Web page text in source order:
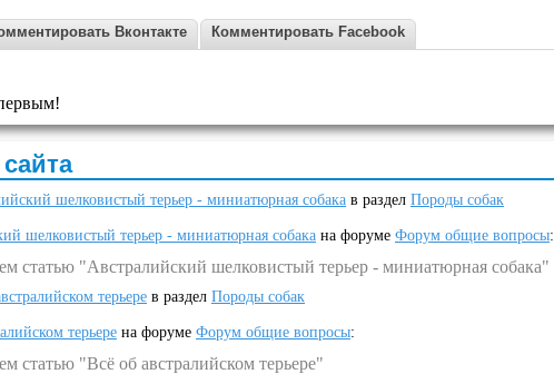
Вконтакте Комментировать Facebook
шелковистый терьер - миниатюрная собака в раздел Породы собак
шелковистый терьер - миниатюрная собака на форуме Форум общие вопросы:
статью "Австралийский шелковистый терьер - миниатюрная собака"
терьере в раздел Породы собак
терьере на форуме Форум общие вопросы:
статью "Всё об австралийском терьере"